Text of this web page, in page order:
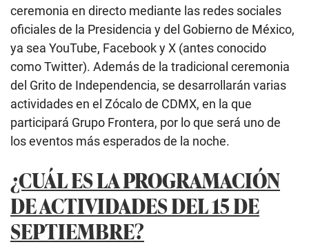
ceremonia en directo mediante las redes sociales
oficiales de la Presidencia y del Gobierno de México,
ya sea YouTube, Facebook y X (antes conocido
como Twitter). Además de la tradicional ceremonia
del Grito de Independencia, se desarrollarán varias
actividades en el Zócalo de CDMX, en la que
participará Grupo Frontera, por lo que será uno de
los eventos más esperados de la noche.
¿CUÁL ES LA PROGRAMACIÓN
DE ACTIVIDADES DEL 15 DE
SEPTIEMBRE?